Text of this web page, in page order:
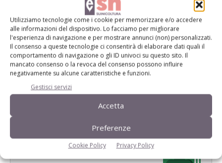
Utilizziamo tecnologie come i cookie per memorizzare e/o accedere
alle informazioni del dispositivo. Lo facciamo per migliorare
l'esperienza di navigazione e per mostrare annunci (non) personalizzati.
Il consenso a queste tecnologie ci consentirà di elaborare dati quali il
comportamento di navigazione o gli ID univoci su questo sito. Il
mancato consenso o la revoca del consenso possono influire
negativamente su alcune caratteristiche e funzioni.
Gestisci servizi
Accetta
Preferenze
Cookie Policy Privacy Policy
Salva il mio nome, email e sito web in questo browser per la
prossima volta che commento.
Tecniche, prodotti e servizi dalle aziende